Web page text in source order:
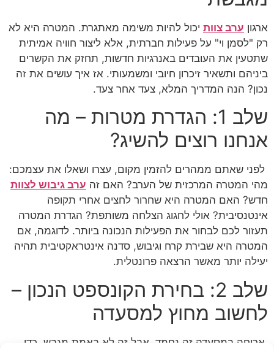
ארגון ערב צוות יכול להיות משימה מאתגרת. המטרה היא לא
רק "לסמן וי" על פעילות חברתית, אלא ליצור חוויה אמיתית
שתטעין את העובדים באנרגיות חדשות, תחזק את הקשרים
ביניהם ותשאיר זיכרון חיובי ומשמעותי. אז איך עושים את זה
נכון? הנה המדריך המלא, צעד אחר צעד.
שלב 1: הגדרת מטרות – מה
אנחנו רוצים להשיג?
לפני שאתם ממהרים להזמין מקום, עצרו ושאלו את עצמכם:
מהי המטרה המרכזית של הערב? האם זה ערב גיבוש לצוות
חדש? האם המטרה היא שחרור לחצים אחרי תקופה
אינטנסיבית? אולי לחגוג הצלחה משותפת? הגדרת המטרה
תעזור לכם לבחור את הפעילות הנכונה ביותר. לדוגמה, אם
המטרה היא שבירת קרח וגיבוש, סדנה אינטראקטיבית תהיה
יעילה יותר מאשר הרצאה פרונטלית.
שלב 2: בחירת הקונספט הנכון –
לחשוב מחוץ למסעדה
ארוחה במסעדה זה נחמד, אבל זה לא באמת מגבש. כדי